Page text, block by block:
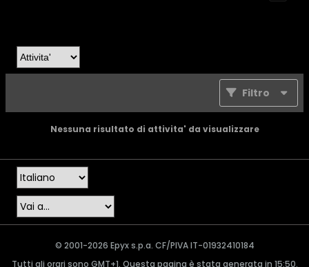
Filtro
Nessuna risultato di attivita' da visualizzare
© 2001-2026 Epyx s.p.a. CF/PIVA IT-01932410184
Tutti gli orari sono GMT+1. Questa pagina è stata generata in 15:50.